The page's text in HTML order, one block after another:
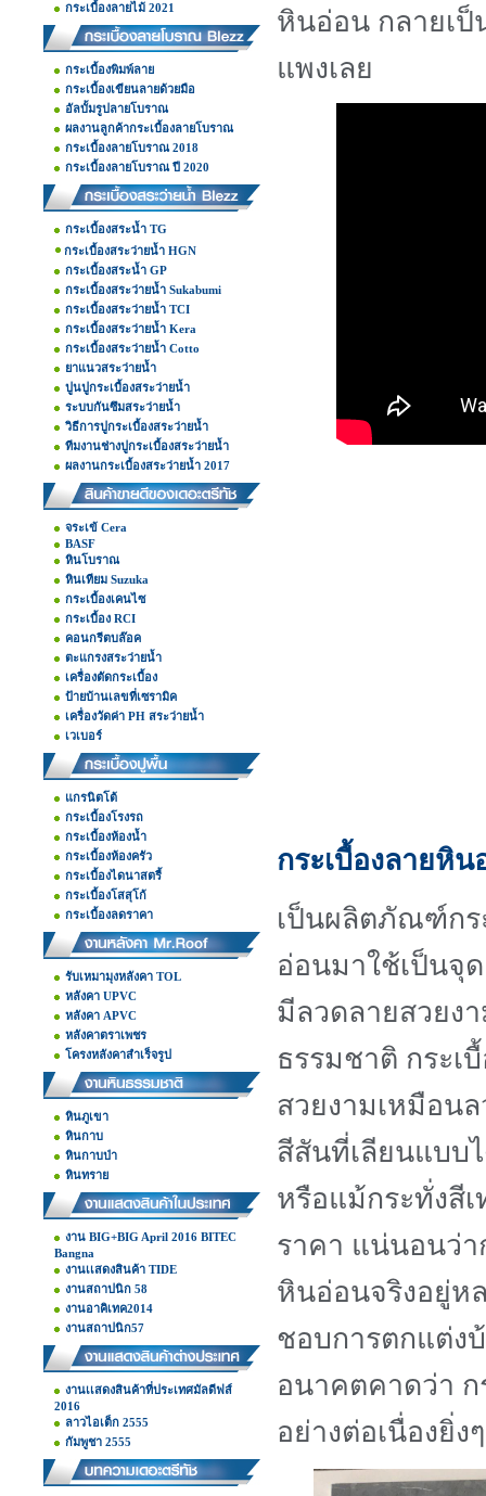
กระเบื้องลายไม้ 2021
กระเบื้องพิมพ์ลาย
กระเบื้องเขียนลายด้วยมือ
อัลบั้มรูปลายโบราณ
ผลงานลูกค้ากระเบื้องลายโบราณ
กระเบื้องลายโบราณ 2018
กระเบื้องลายโบราณ ปี 2020
กระเบื้องสระน้ำ TG
กระเบื้องสระว่ายน้ำ HGN
กระเบื้องสระน้ำ GP
กระเบื้องสระว่ายน้ำ Sukabumi
กระเบื้องสระว่ายน้ำ TCI
กระเบื้องสระว่ายน้ำ Kera
กระเบื้องสระว่ายน้ำ Cotto
ยาแนวสระว่ายน้ำ
ปูนปูกระเบื้องสระว่ายน้ำ
ระบบกันซึมสระว่ายน้ำ
วิธีการปูกระเบื้องสระว่ายน้ำ
ทีมงานช่างปูกระเบื้องสระว่ายน้ำ
ผลงานกระเบื้องสระว่ายน้ำ 2017
จระเข้ Cera
BASF
หินโบราณ
หินเทียม Suzuka
กระเบื้องเคนไซ
กระเบื้อง RCI
คอนกรีตบล๊อค
ตะแกรงสระว่ายน้ำ
เครื่องตัดกระเบื้อง
ป้ายบ้านเลขที่เซรามิค
เครื่องวัดค่า PH สระว่ายน้ำ
เวเบอร์
แกรนิตโต้
กระเบื้องโรงรถ
กระเบื้องห้องน้ำ
กระเบื้องห้องครัว
กระเบื้องไดนาสตรี้
กระเบื้องโสสุโก้
กระเบื้องลดราคา
รับเหมามุงหลังคา TOL
หลังคา UPVC
หลังคา APVC
หลังคาตราเพชร
โครงหลังคาสำเร็จรูป
หินภูเขา
หินกาบ
หินกาบป่า
หินทราย
งาน BIG+BIG April 2016 BITEC
Bangna
งานเเสดงสินค้า TIDE
งานสถาปนิก 58
งานอาคิเทค2014
งานสถาปนิก57
งานเเสดงสินค้าที่ประเทศมัลดีฟส์
2016
ลาวไอเต็ก 2555
กัมพูชา 2555
หินอ่อน กลายเป็
แพงเลย
กระเบื้องลายหิน
เป็นผลิตภัณฑ์กร
อ่อนมาใช้เป็นจุ
มีลวดลายสวยง
ธรรมชาติ กระเ
สวยงามเหมือน
สีสันที่เลียนแบบ
หรือแม้กระทั่งสี
ราคา แน่นอนว่
หินอ่อนจริงอยู่ห
ชอบการตกแต่ง
อนาคตคาดว่า ก
อย่างต่อเนื่องยิ่